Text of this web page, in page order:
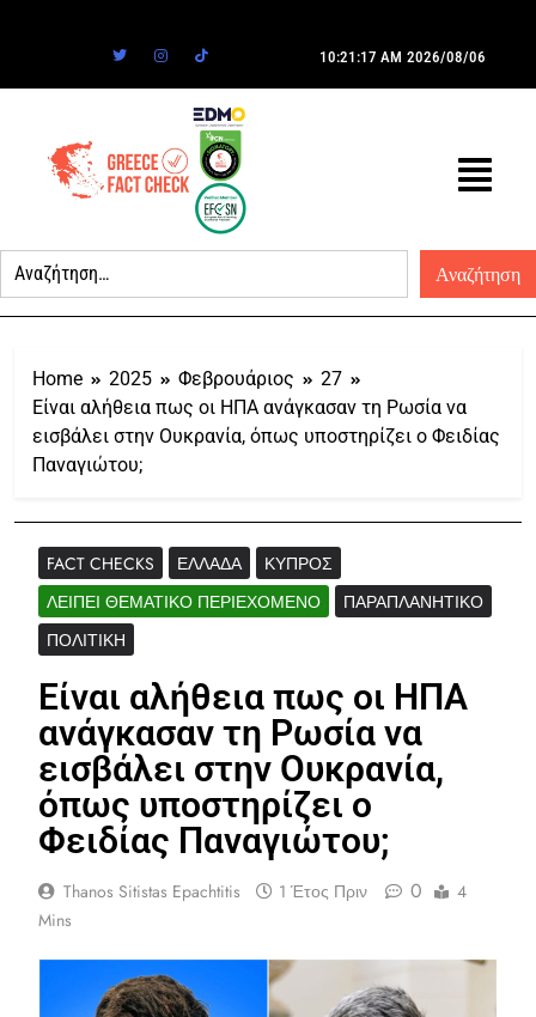
10:21:17 AM 2026/08/06
Home 2025 Φεβρουάριος
27
Είναι αλήθεια πως οι ΗΠΑ ανάγκασαν τη Ρωσία να
εισβάλει στην Ουκρανία, όπως υποστηρίζει ο Φειδίας
Παναγιώτου;
FACT CHECKS ΕΛΛΆΔΑ
ΚΎΠΡΟΣ
ΛΕΊΠΕΙ ΘΕΜΑΤΙΚΌ ΠΕΡΙΕΧΌΜΕΝΟ
ΠΑΡΑΠΛΑΝΗΤΙΚΌ
ΠΟΛΙΤΙΚΉ
Είναι αλήθεια πως οι ΗΠΑ
ανάγκασαν τη Ρωσία να
εισβάλει στην Ουκρανία,
όπως υποστηρίζει ο
Φειδίας Παναγιώτου;
Thanos Sitistas Epachtitis 1 Έτος Πριν 0
4
Mins